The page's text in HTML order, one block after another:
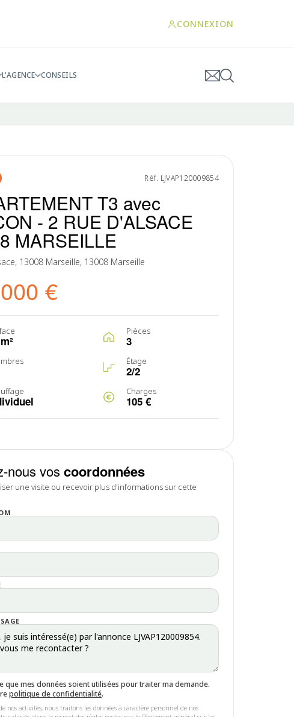
CONNEXION
L'AGENCE CONSEILS
Réf. LJVAP120009854
T3 avec
- 2 RUE D'ALSACE
MARSEILLE
13008 Marseille, 13008 Marseille
€
Pièces
3
Étage
2/2
Charges
105 €
nous voscoordonnées
une visite ou recevoir plus d'informations sur cette
que mes données soient utilisées pour traiter ma demande.
politique de confidentialité.
nos activités, nous traitons les données à caractère personnel de nos